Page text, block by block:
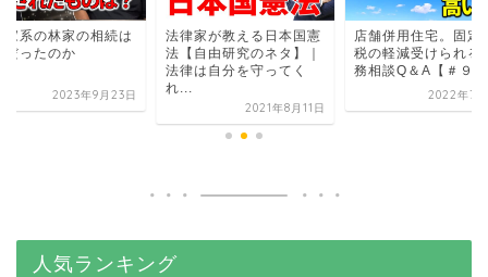
家系の林家の相続は
だったのか
2023年9月23日
法律家が教える日本国憲
法【自由研究のネタ】｜
法律は自分を守ってく
れ...
2021年8月11日
店舗併用住宅。固定
税の軽減受けられる
務相談Q＆A【＃９
2022年7
人気ランキング